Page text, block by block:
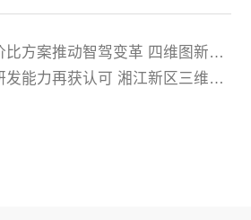
比方案推动智驾变革 四维图新受
营销峰会
发能力再获认可 湘江新区三维平